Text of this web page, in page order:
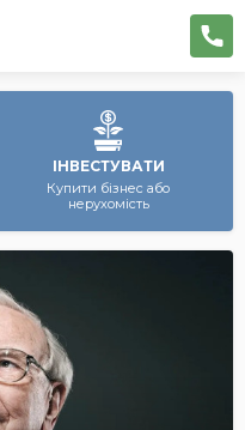
ІНВЕСТУВАТИ
Купити бізнес або
нерухомість